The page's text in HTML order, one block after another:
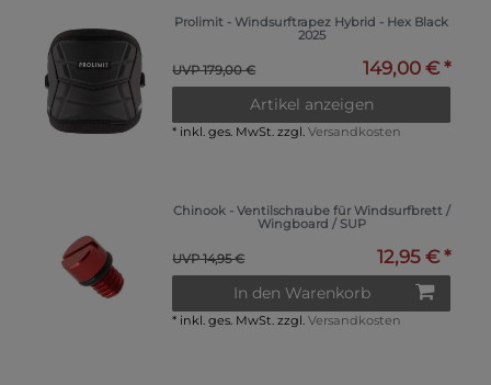
Prolimit - Windsurftrapez Hybrid - Hex Black
2025
UVP 179,00 € 149,00 € *
Artikel anzeigen
* inkl. ges. MwSt. zzgl.Versandkosten
Chinook - Ventilschraube für Windsurfbrett /
Wingboard / SUP
UVP 14,95 € 12,95 € *
In den Warenkorb
* inkl. ges. MwSt. zzgl.Versandkosten